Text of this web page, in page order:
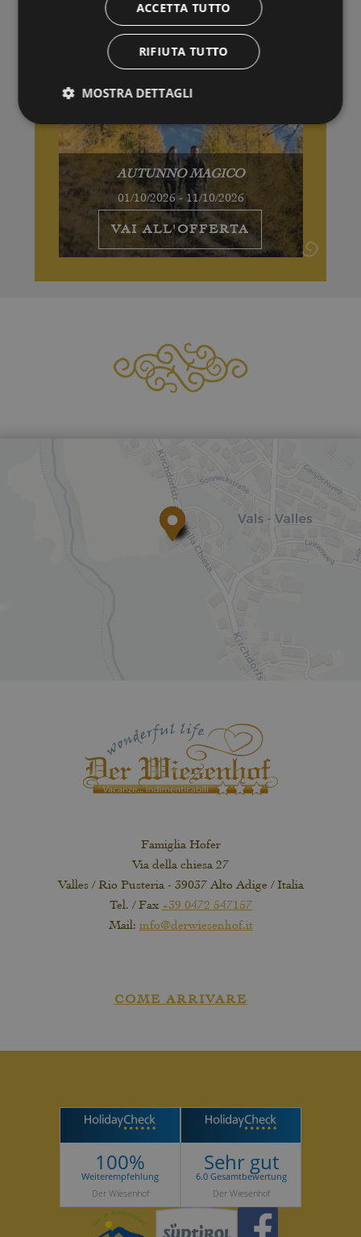
AUTUNNO MAGICO
01/10/2026 - 11/10/2026
VAI ALL'OFFERTA
Famiglia Hofer
Via della chiesa 27
Valles / Rio Pusteria - 39037 Alto Adige / Italia
Tel. / Fax +39 0472 547157
Mail: info@derwiesenhof.it
COME ARRIVARE
100%
Weiterempfehlung
Der Wiesenhof
Sehr gut
6.0 Gesamtbewertung
Der Wiesenhof
ACCETTA TUTTO
RIFIUTA TUTTO
MOSTRA DETTAGLI